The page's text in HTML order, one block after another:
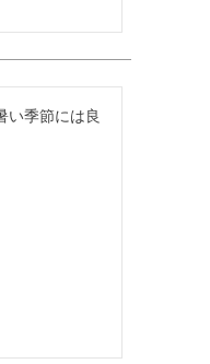
い季節には良